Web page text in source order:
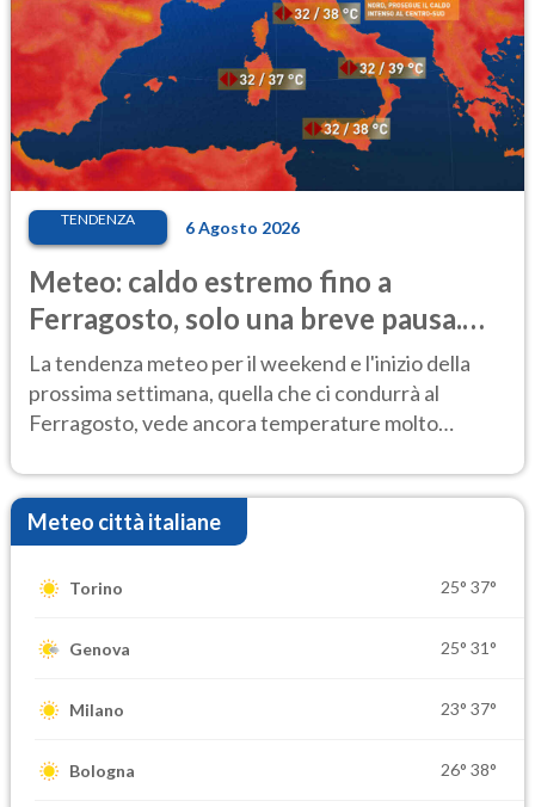
TENDENZA 6 Agosto 2026
Meteo: caldo estremo fino a
Ferragosto, solo una breve pausa.
Ecco dove
La tendenza meteo per il weekend e l'inizio della
prossima settimana, quella che ci condurrà al
Ferragosto, vede ancora temperature molto
Meteo città italiane
Torino 25° 37°
Genova 25° 31°
Milano 23° 37°
Bologna 26° 38°